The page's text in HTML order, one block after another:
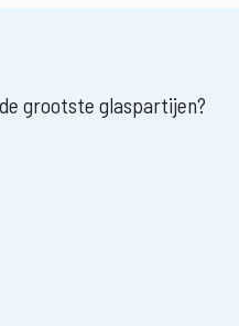
grootste glaspartijen?